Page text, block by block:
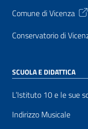
Comune di Vicenza
Conservatorio di
SCUOLA E DIDATTICA
L’Istituto 10 e le sue
Indirizzo Musicale